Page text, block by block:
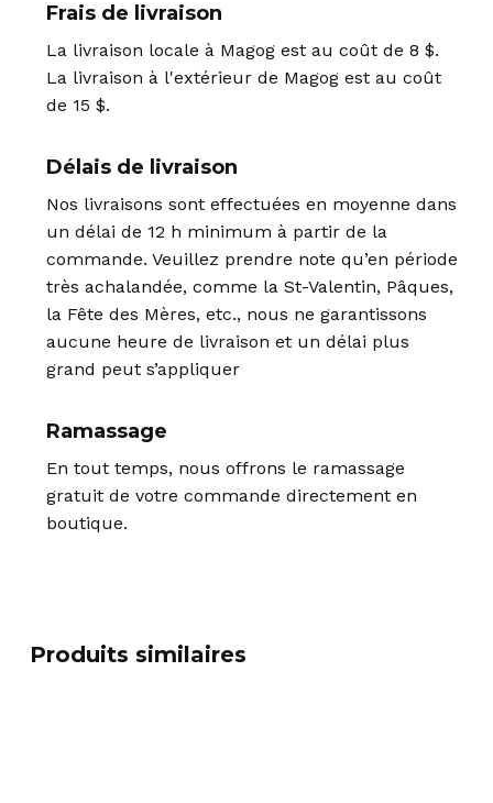
Frais de livraison
La livraison locale à Magog est au coût de 8 $.
La livraison à l'extérieur de Magog est au coût
de 15 $.
Délais de livraison
Nos livraisons sont effectuées en moyenne dans
un délai de 12 h minimum à partir de la
commande. Veuillez prendre note qu’en période
très achalandée, comme la St-Valentin, Pâques,
la Fête des Mères, etc., nous ne garantissons
aucune heure de livraison et un délai plus
grand peut s’appliquer
Ramassage
En tout temps, nous offrons le ramassage
gratuit de votre commande directement en
boutique.
Produits similaires